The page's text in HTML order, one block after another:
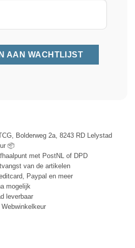
Bolderweg 2a, 8243 RD Lelystad
📦
met PostNL of DPD
van de artikelen
Paypal en meer
mogelijk
leverbaar